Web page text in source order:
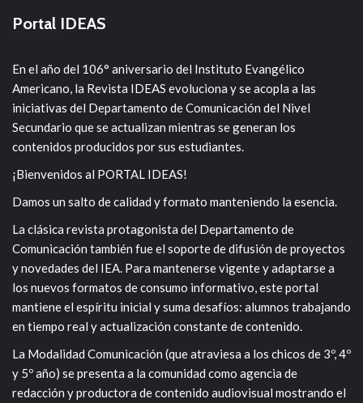
Portal IDEAS
En el año del 106° aniversario del Instituto Evangélico
Americano, la Revista IDEAS evoluciona y se acopla a las
iniciativas del Departamento de Comunicación del Nivel
Secundario que se actualizan mientras se generan los
contenidos producidos por sus estudiantes.
¡Bienvenidos al PORTAL IDEAS!
Damos un salto de calidad y formato manteniendo la esencia.
La clásica revista protagonista del Departamento de
Comunicación también fue el soporte de difusión de proyectos
y novedades del IEA. Para mantenerse vigente y adaptarse a
los nuevos formatos de consumo informativo, este portal
mantiene el espíritu inicial y suma desafíos: alumnos trabajando
en tiempo real y actualización constante de contenido.
La Modalidad Comunicación (que atraviesa a los chicos de 3º, 4º
y 5º año) se presenta a la comunidad como agencia de
redacción y productora de contenido audiovisual mostrando el